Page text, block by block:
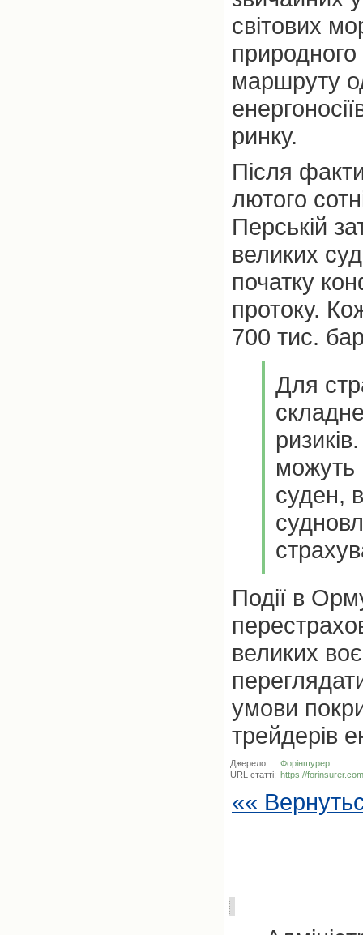
світових
маршруту
ринку.
Після
лютого
Перській
великих
початку
протоку.
700 тис.
Для
можуть
суден,
Події в
великих
умови
трейдерів
Джерело:
Форіншурер
URL статті: https://
««